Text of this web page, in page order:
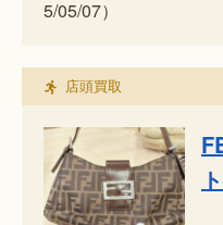
5/05/07）
店頭買取